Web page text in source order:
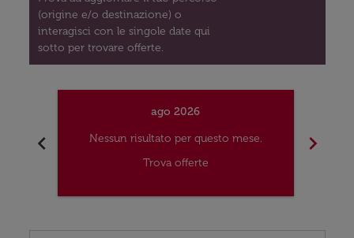
(origine e/o destinazione) o
interagisci con le singole date qui
sotto per trovare offerte.
chevron_left
ago 2026
Nessun risultato per questo mese.
Trova offerte
chevron_right